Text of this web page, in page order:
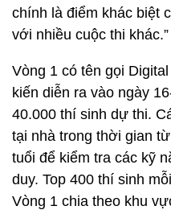
chính là điểm khác biệt
với nhiều cuộc thi khác.”
Vòng 1 có tên gọi
kiến diễn ra vào ngày
40.000 thí sinh dự thi.
tại nhà trong thời gian
tuổi để kiểm tra các kỹ
duy. Top 400 thí sinh
Vòng 1 chia theo khu